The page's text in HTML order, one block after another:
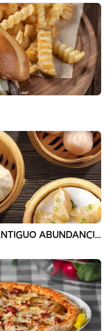
RESTAURANTE PORTA DÉLX (ANTIGUO ABUNDANCIA)